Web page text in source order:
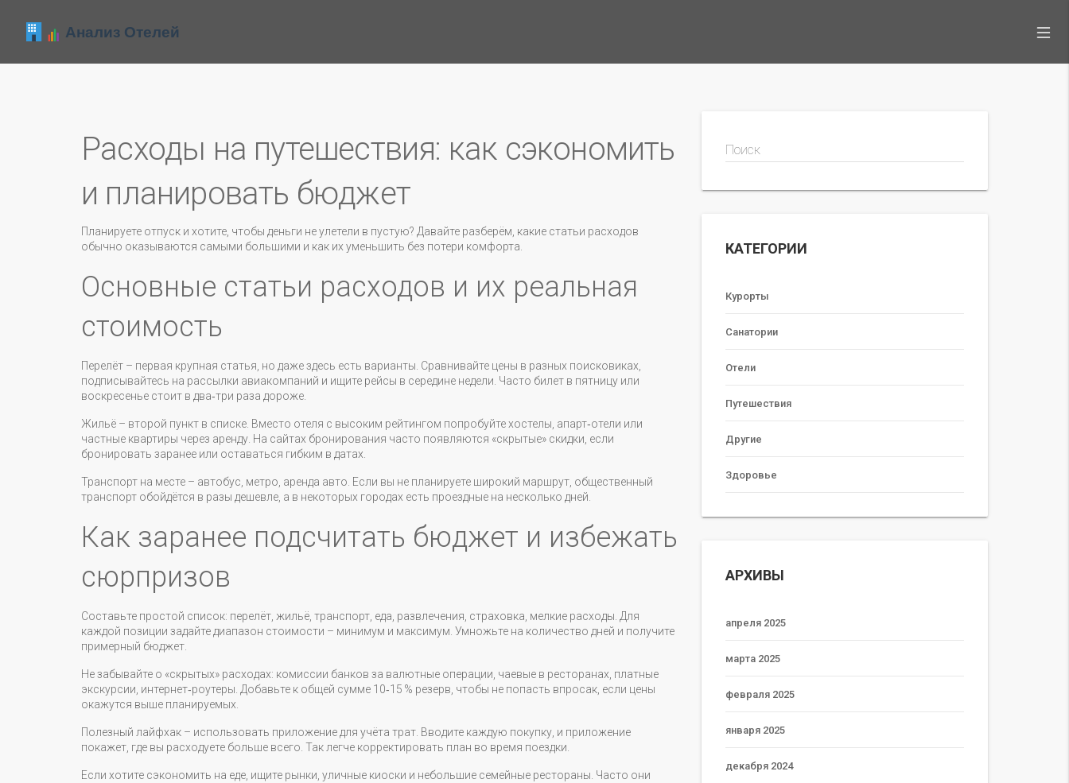
Расходы на путешествия: как сэкономить
и планировать бюджет
Планируете отпуск и хотите, чтобы деньги не улетели в пустую? Давайте разберём, какие статьи расходов
обычно оказываются самыми большими и как их уменьшить без потери комфорта.
Основные статьи расходов и их реальная
стоимость
Перелёт – первая крупная статья, но даже здесь есть варианты. Сравнивайте цены в разных поисковиках,
подписывайтесь на рассылки авиакомпаний и ищите рейсы в середине недели. Часто билет в пятницу или
воскресенье стоит в два‑три раза дороже.
Жильё – второй пункт в списке. Вместо отеля с высоким рейтингом попробуйте хостелы, апарт‑отели или
частные квартиры через аренду. На сайтах бронирования часто появляются «скрытые» скидки, если
бронировать заранее или оставаться гибким в датах.
Транспорт на месте – автобус, метро, аренда авто. Если вы не планируете широкий маршрут, общественный
транспорт обойдётся в разы дешевле, а в некоторых городах есть проездные на несколько дней.
Как заранее подсчитать бюджет и избежать
сюрпризов
Составьте простой список: перелёт, жильё, транспорт, еда, развлечения, страховка, мелкие расходы. Для
каждой позиции задайте диапазон стоимости – минимум и максимум. Умножьте на количество дней и получите
примерный бюджет.
Не забывайте о «скрытых» расходах: комиссии банков за валютные операции, чаевые в ресторанах, платные
экскурсии, интернет‑роутеры. Добавьте к общей сумме 10‑15 % резерв, чтобы не попасть впросак, если цены
окажутся выше планируемых.
Полезный лайфхак – использовать приложение для учёта трат. Вводите каждую покупку, и приложение
покажет, где вы расходуете больше всего. Так легче корректировать план во время поездки.
Если хотите сэкономить на еде, ищите рынки, уличные киоски и небольшие семейные рестораны. Часто они
Поиск
КАТЕГОРИИ
Курорты
Санатории
Отели
Путешествия
Другие
Здоровье
АРХИВЫ
апреля 2025
марта 2025
февраля 2025
января 2025
декабря 2024